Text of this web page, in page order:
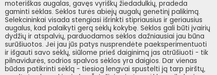
moteriškas augalas, gavęs vyriškų žiedadulkių, pradeda
gaminti sėklas. Sėklos turės abiejų augalų genetinį palikimą.
Selekcininkai visada stengiasi išrinkti stipriausius ir geriausius
augalus, kad palaikyti gerą sėklų kokybę. Sėklos gali būti įvairių
dydžių ir atspalvių, parduodamos sėklos dažniausiai jau būna
surūšiuotos. Jei jau jūs patys nusprendėte paeksperimentuoti
ir išgauti savo sėklų, siūlome prieš daiginimą jas atrūšiuoti - tik
pilnavidurės, sodrios spalvos sėklos yra daigios. Dar vienas
būdas patikrinti sėklą - tiesiog lengvai spustelti ją tarp pirštų,